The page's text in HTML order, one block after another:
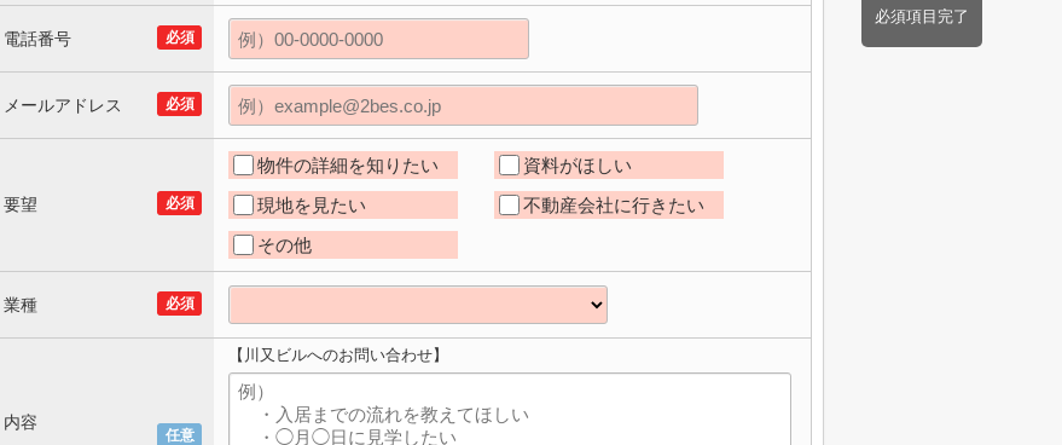
必須項目完了
必須
電話番号
必須
メールアドレス
必須
要望
物件の詳細を知りたい
資料がほしい
現地を見たい
不動産会社に行きたい
その他
必須
業種
任意
内容
【川又ビルへのお問い合わせ】